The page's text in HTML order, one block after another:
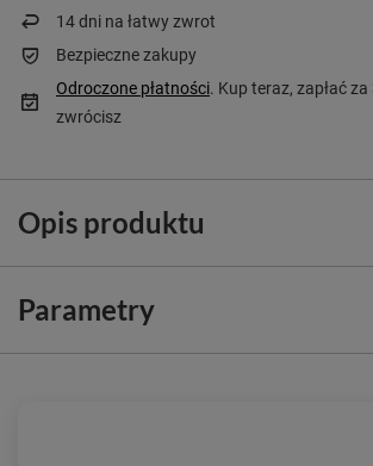
14dni na łatwy zwrot
Bezpieczne zakupy
Odroczone płatności. Kup teraz, zapłać
zwrócisz
Opis produktu
Parametry